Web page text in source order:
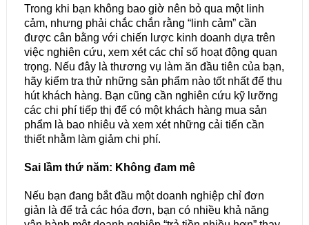
Trong khi bạn không bao giờ nên bỏ qua một linh
cảm, nhưng phải chắc chắn rằng “linh cảm” cần
được cân bằng với chiến lược kinh doanh dựa trên
việc nghiên cứu, xem xét các chỉ số hoạt động quan
trọng. Nếu đây là thương vụ làm ăn đầu tiên của bạn,
hãy kiểm tra thử những sản phẩm nào tốt nhất để thu
hút khách hàng. Bạn cũng cần nghiên cứu kỹ lưỡng
các chi phí tiếp thị để có một khách hàng mua sản
phẩm là bao nhiêu và xem xét những cải tiến cần
thiết nhằm làm giảm chi phí.
Sai lầm thứ năm: Không đam mê
Nếu bạn đang bắt đầu một doanh nghiệp chỉ đơn
giản là để trả các hóa đơn, bạn có nhiều khả năng